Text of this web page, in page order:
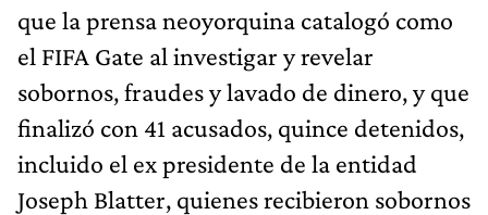
que la prensa neoyorquina catalogó como
el FIFA Gate al investigar y revelar
sobornos, fraudes y lavado de dinero, y que
finalizó con 41 acusados, quince detenidos,
incluido el ex presidente de la entidad
Joseph Blatter, quienes recibieron sobornos